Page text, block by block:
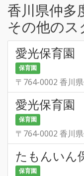
香川県仲多
その他のス
愛光保育園
保育園
〒764-0002 香川
愛光保育園
保育園
〒764-0002 香川
たもんいん
保育園